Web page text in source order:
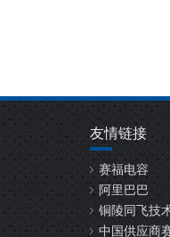
友情链接
赛福电容
阿里巴巴
铜陵同飞技
中国供应商